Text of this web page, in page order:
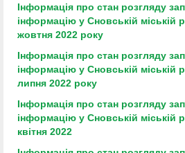
Інформація про стан розгляду
інформацію у Сновській міській
жовтня 2022 року
Інформація про стан розгляду
інформацію у Сновській міській
липня 2022 року
Інформація про стан розгляду
інформацію у Сновській міській
квітня 2022